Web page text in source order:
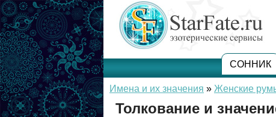
СОННИК
Имена и их значения » Женские
Толкование и